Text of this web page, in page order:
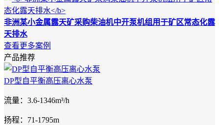
非洲某小金属露天矿采购柴油机中开泵机组用于矿区常态化露
天排水
查看更多案例
产品推荐
DP型自平衡高压离心水泵
流量：3.6-1346m³/h
扬程：71-1795m